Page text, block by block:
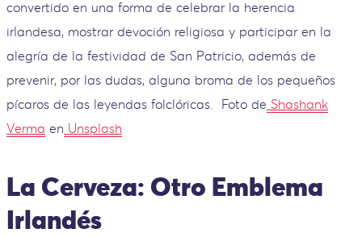
convertido en una forma de celebrar la herencia
irlandesa, mostrar devoción religiosa y participar en la
alegría de la festividad de San Patricio, además de
prevenir, por las dudas, alguna broma de los pequeños
pícaros de las leyendas folclóricas. Foto de Shashank
Verma en Unsplash
La Cerveza: Otro Emblema
Irlandés